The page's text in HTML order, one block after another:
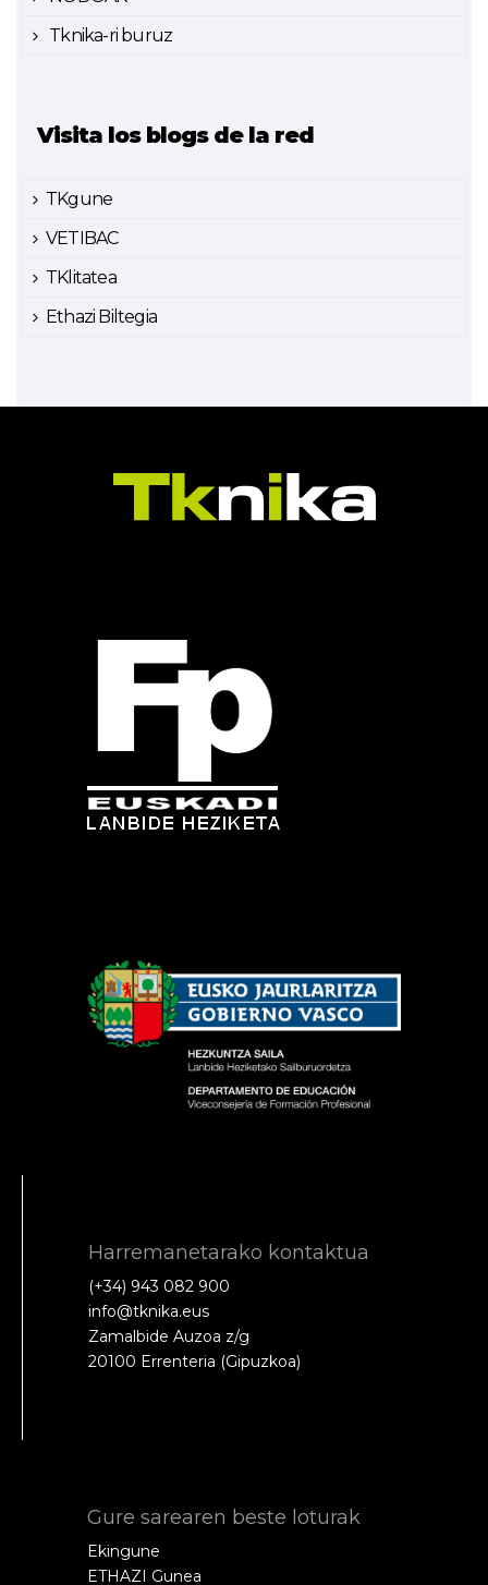
Tknika-ri buruz
Visita los blogs de la red
TKgune
VETIBAC
TKlitatea
Ethazi Biltegia
Harremanetarako kontaktua
(+34) 943 082 900
info@tknika.eus
Zamalbide Auzoa z/g
20100 Errenteria (Gipuzkoa)
Gure sarearen beste loturak
Ekingune
ETHAZI Gunea